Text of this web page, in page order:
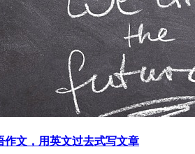
作文，用英文过去式写文章